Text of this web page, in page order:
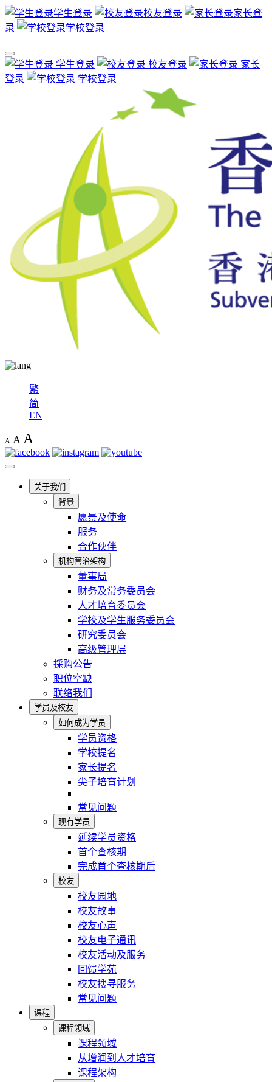
学生登录 校友登录
家长登
录
学校登录
学生登录 校友登录
家长
登录
学校登录
繁
简
EN
A A A
关于我们
背景
愿景及使命
服务
合作伙伴
机构管治架构
董事局
财务及常务委员会
人才培育委员会
学校及学生服务委员会
研究委员会
高级管理层
採购公告
职位空缺
联络我们
学员及校友
如何成为学员
学员资格
学校提名
家长提名
尖子培育计划
常见问题
现有学员
延续学员资格
首个查核期
完成首个查核期后
校友
校友园地
校友故事
校友心声
校友电子通讯
校友活动及服务
回馈学苑
校友搜寻服务
常见问题
课程
课程领域
课程领域
从增润到人才培育
课程架构